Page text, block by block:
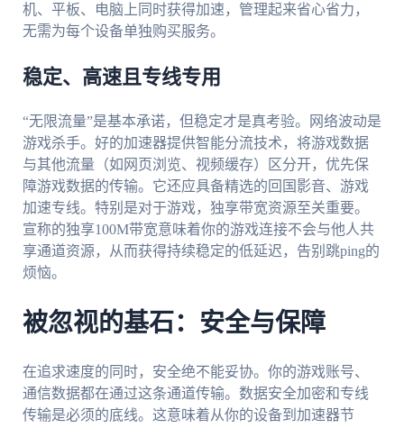
机、平板、电脑上同时获得加速，管理起来省心省力，
无需为每个设备单独购买服务。
稳定、高速且专线专用
“无限流量”是基本承诺，但稳定才是真考验。网络波动是
游戏杀手。好的加速器提供智能分流技术，将游戏数据
与其他流量（如网页浏览、视频缓存）区分开，优先保
障游戏数据的传输。它还应具备精选的回国影音、游戏
加速专线。特别是对于游戏，独享带宽资源至关重要。
宣称的独享100M带宽意味着你的游戏连接不会与他人共
享通道资源，从而获得持续稳定的低延迟，告别跳ping的
烦恼。
被忽视的基石：安全与保障
在追求速度的同时，安全绝不能妥协。你的游戏账号、
通信数据都在通过这条通道传输。数据安全加密和专线
传输是必须的底线。这意味着从你的设备到加速器节